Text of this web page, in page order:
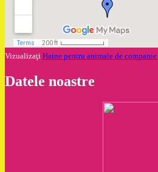
Vizualizaţi Haine pentru animale de companie
Datele noastre